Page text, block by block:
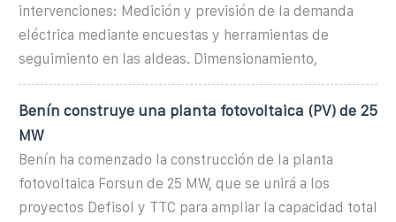
intervenciones: Medición y previsión de la demanda
eléctrica mediante encuestas y herramientas de
seguimiento en las aldeas. Dimensionamiento,
Benín construye una planta fotovoltaica (PV) de 25
MW
Benín ha comenzado la construcción de la planta
fotovoltaica Forsun de 25 MW, que se unirá a los
proyectos Defisol y TTC para ampliar la capacidad total